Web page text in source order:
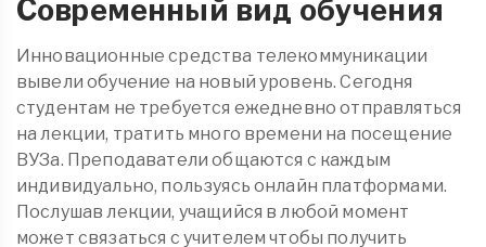
Современный вид обучения
Инновационные средства телекоммуникации
вывели обучение на новый уровень. Сегодня
студентам не требуется ежедневно отправляться
на лекции, тратить много времени на посещение
ВУЗа. Преподаватели общаются с каждым
индивидуально, пользуясь онлайн платформами.
Послушав лекции, учащийся в любой момент
может связаться с учителем чтобы получить